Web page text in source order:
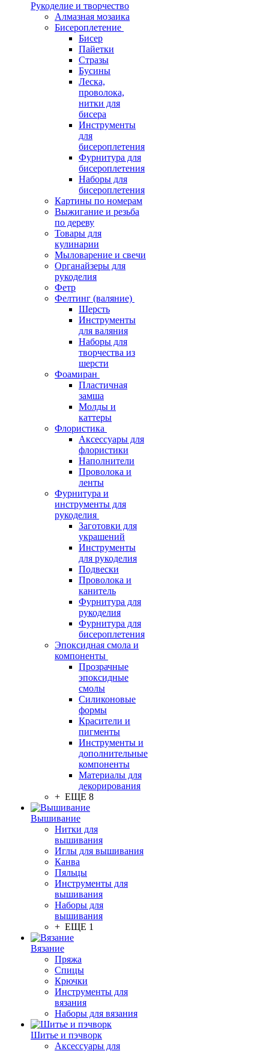
Рукоделие и творчество
Алмазная мозаика
Бисероплетение
Бисер
Пайетки
Стразы
Бусины
Леска,
проволока,
нитки для
бисера
Инструменты
для
бисероплетения
Фурнитура для
бисероплетения
Наборы для
бисероплетения
Картины по номерам
Выжигание и резьба
по дереву
Товары для
кулинарии
Мыловарение и свечи
Органайзеры для
рукоделия
Фетр
Фелтинг (валяние)
Шерсть
Инструменты
для валяния
Наборы для
творчества из
шерсти
Фоамиран
Пластичная
замша
Молды и
каттеры
Флористика
Аксессуары для
флористики
Наполнители
Проволока и
ленты
Фурнитура и
инструменты для
рукоделия
Заготовки для
украшений
Инструменты
для рукоделия
Подвески
Проволока и
канитель
Фурнитура для
рукоделия
Фурнитура для
бисероплетения
Эпоксидная смола и
компоненты
Прозрачные
эпоксидные
смолы
Силиконовые
формы
Красители и
пигменты
Инструменты и
дополнительные
компоненты
Материалы для
декорирования
+ ЕЩЕ 8
Вышивание
Нитки для
вышивания
Иглы для вышивания
Канва
Пяльцы
Инструменты для
вышивания
Наборы для
вышивания
+ ЕЩЕ 1
Вязание
Пряжа
Спицы
Крючки
Инструменты для
вязания
Наборы для вязания
Шитье и пэчворк
Аксессуары для